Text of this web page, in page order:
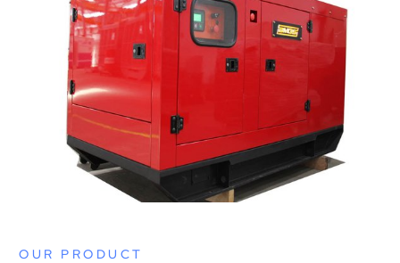
OUR PRODUCT